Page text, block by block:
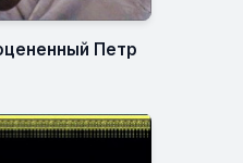
Петр